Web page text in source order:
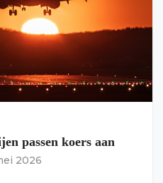
passen koers aan
2026